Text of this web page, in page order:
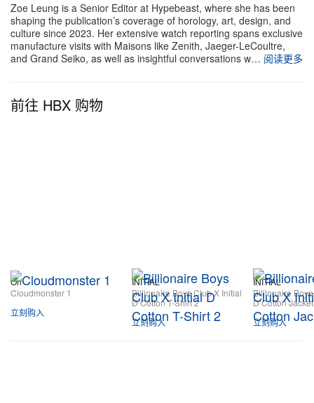
Zoe Leung is a Senior Editor at Hypebeast, where she has been
shaping the publication’s coverage of horology, art, design, and
culture since 2023. Her extensive watch reporting spans exclusive
manufacture visits with Maisons like Zenith, Jaeger-LeCoultre,
and Grand Seiko, as well as insightful conversations w… 阅读更多
前往 HBX 购物
On
Cloudmonster 1
立刻购入
INITIAL
Billionaire Boys Club X Initial
D Cotton T-Shirt 2
立刻购入
INITIAL
Billionaire
D Cotton Jacket
立刻购入